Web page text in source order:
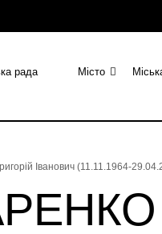
рада Місто
Іванович (11.11.1964-